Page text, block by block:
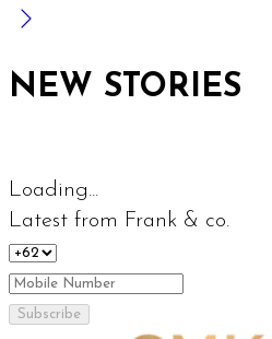
NEW STORIES
Loading...
Latest from Frank & co.
Subscribe